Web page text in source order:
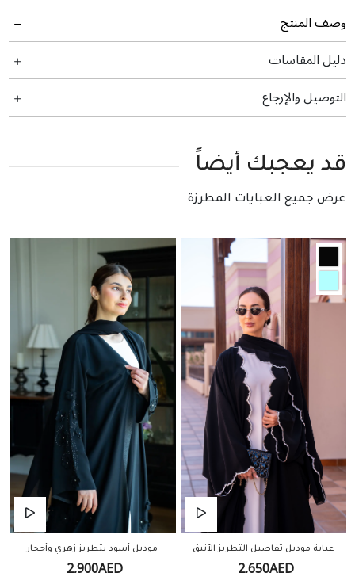
وصف المنتج
دليل المقاسات
التوصيل والإرجاع
قد يعجبك أيضاً
عرض جميع العبايات المطرزة
موديل أسود بتطريز زهري وأحجار عباية موديل تفاصيل التطريز الأنيق